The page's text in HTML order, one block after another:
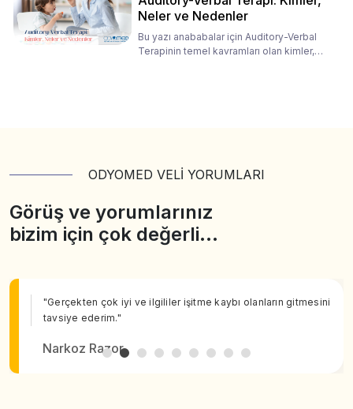
Neler ve Nedenler
Bu yazı anababalar için Auditory-Verbal
Terapinin temel kavramları olan kimler,
ODYOMED VELİ YORUMLARI
Görüş ve yorumlarınız
bizim için çok değerli…
"Gerçekten çok iyi ve ilgililer işitme kaybı olanların gitmesini
tavsiye ederim."
Narkoz Razor